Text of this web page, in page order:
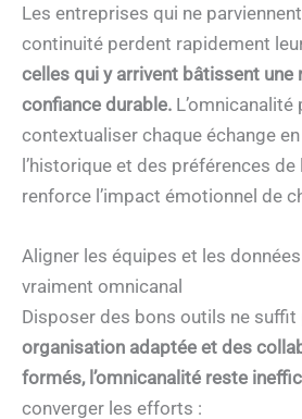
Les entreprises qui ne
continuité perdent rapidement
celles qui y arrivent bâtissent une
confiance durable.
contextualiser chaque échange
l’historique et des préférences de
renforce l’impact émotionnel de
Aligner les équipes et les
vraiment omnicanal
Disposer des bons outils ne suffit
organisation adaptée et des
formés, l’omnicanalité reste
converger les efforts :